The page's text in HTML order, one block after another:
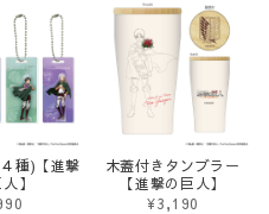
種)【進撃
】
木蓋付きタンブラー
【進撃の巨人】
¥3,190